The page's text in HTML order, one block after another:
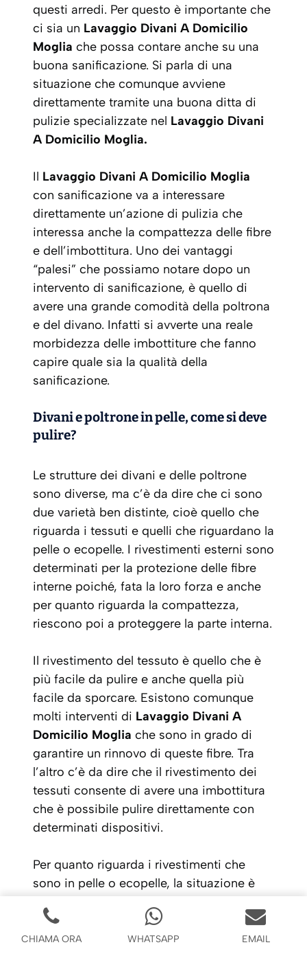
questi arredi. Per questo è importante che
ci sia un Lavaggio Divani A Domicilio
Moglia che possa contare anche su una
buona sanificazione. Si parla di una
situazione che comunque avviene
direttamente tramite una buona ditta di
pulizie specializzate nel Lavaggio Divani
A Domicilio Moglia.
Il Lavaggio Divani A Domicilio Moglia
con sanificazione va a interessare
direttamente un’azione di pulizia che
interessa anche la compattezza delle fibre
e dell’imbottitura. Uno dei vantaggi
“palesi” che possiamo notare dopo un
intervento di sanificazione, è quello di
avere una grande comodità della poltrona
e del divano. Infatti si avverte una reale
morbidezza delle imbottiture che fanno
capire quale sia la qualità della
sanificazione.
Divani e poltrone in pelle, come si deve
pulire?
Le strutture dei divani e delle poltrone
sono diverse, ma c’è da dire che ci sono
due varietà ben distinte, cioè quello che
riguarda i tessuti e quelli che riguardano la
pelle o ecopelle. I rivestimenti esterni sono
determinati per la protezione delle fibre
interne poiché, fata la loro forza e anche
per quanto riguarda la compattezza,
riescono poi a proteggere la parte interna.
Il rivestimento del tessuto è quello che è
più facile da pulire e anche quella più
facile da sporcare. Esistono comunque
molti interventi di Lavaggio Divani A
Domicilio Moglia che sono in grado di
garantire un rinnovo di queste fibre. Tra
l’altro c’è da dire che il rivestimento dei
tessuti consente di avere una imbottitura
che è possibile pulire direttamente con
determinati dispositivi.
Per quanto riguarda i rivestimenti che
sono in pelle o ecopelle, la situazione è
protezione delle imbottiture interne,
questo è un vantaggio perché si ha un
CHIAMA ORA WHATSAPP EMAIL